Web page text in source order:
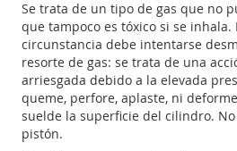
Se trata de un tipo de gas que no
que tampoco es tóxico si se inhala.
circunstancia debe intentarse
resorte de gas: se trata de una
arriesgada debido a la elevada
queme, perfore, aplaste, ni
suelde la superficie del cilindro.
pistón.